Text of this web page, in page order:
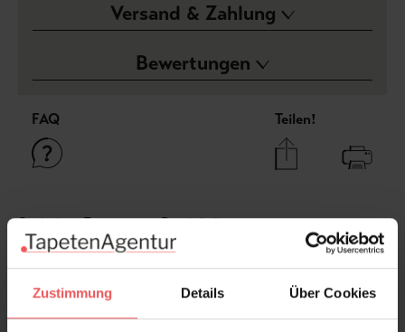
Zustimmung Details Über Cookies
Versand & Zahlung
Bewertungen
FAQ Teilen!
Sie haben Fragen zum Produkt?
Frage stellen